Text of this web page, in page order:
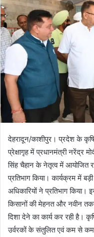
a
n
e
देहरादून/काशीपुर। प्रदेश के
प्रेक्षागृह में प्रधानमंत्री नरेंद्र
सिंह चैहान के नेतृत्व में आयोजित
प्रतिभाग किया। कार्यक्रम में
अधिकारियों ने प्रतिभाग
किसानों की मेहनत और नवीन
दिशा देने का कार्य कर रही है।
उर्वरकों के संतुलित एवं कम से